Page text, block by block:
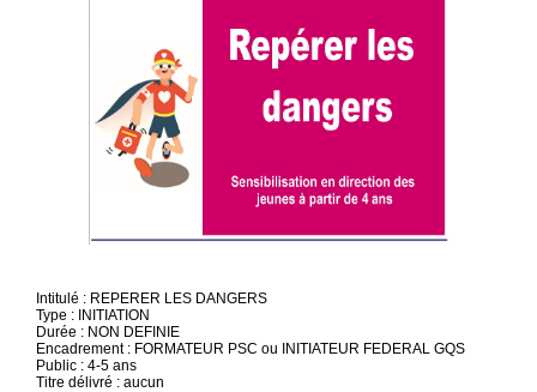
Intitulé : REPERER LES DANGERS
Type : INITIATION
Durée : NON DEFINIE
Encadrement : FORMATEUR PSC ou INITIATEUR FEDERAL GQS
Public : 4-5 ans
Titre délivré : aucun